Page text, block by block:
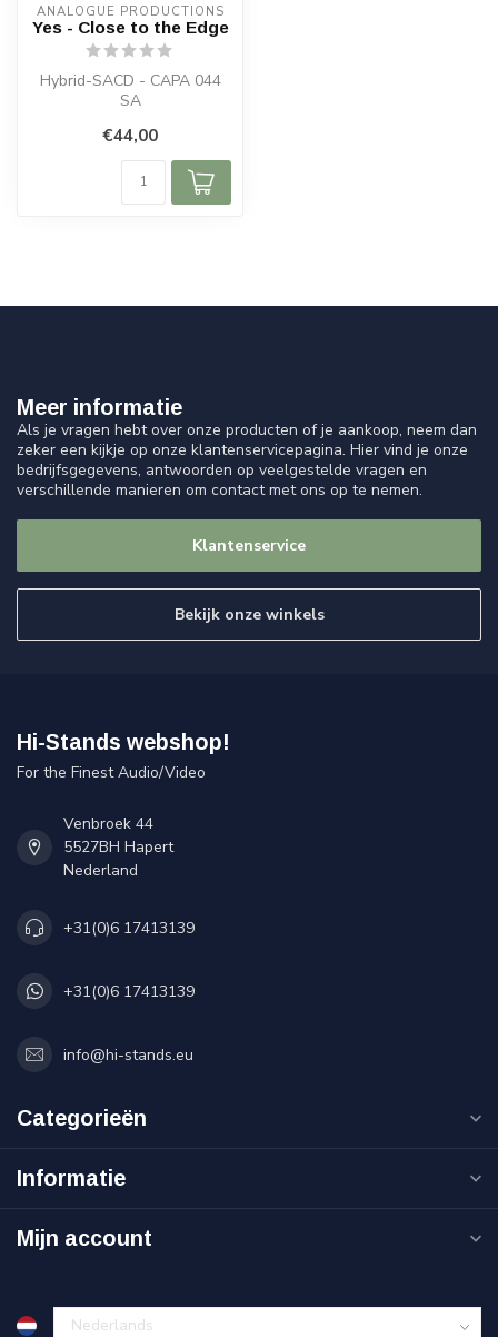
ANALOGUE PRODUCTIONS
Yes - Close to the Edge
Hybrid-SACD - CAPA 044
SA
€44,00
Meer informatie
Als je vragen hebt over onze producten of je aankoop, neem dan
zeker een kijkje op onze klantenservicepagina. Hier vind je onze
bedrijfsgegevens, antwoorden op veelgestelde vragen en
verschillende manieren om contact met ons op te nemen.
Klantenservice
Bekijk onze winkels
Hi-Stands webshop!
For the Finest Audio/Video
Venbroek 44
5527BH Hapert
Nederland
+31(0)6 17413139
+31(0)6 17413139
info@hi-stands.eu
Categorieën
Informatie
Mijn account